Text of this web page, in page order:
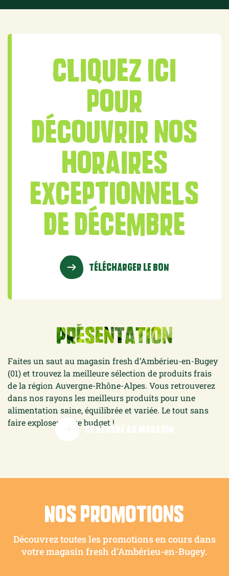
Cliquez ici
pour
découvrir nos
horaires
exceptionnels
de décembre
TÉLÉCHARGER LE BON
Présentation
Faites un saut au magasin fresh d’Ambérieu-en-Bugey
(01) et trouvez la meilleure sélection de produits frais
de la région Auvergne-Rhône-Alpes. Vous retrouverez
dans nos rayons les meilleurs produits pour une
alimentation saine, équilibrée et variée. Le tout sans
faire exploser votre budget !
SE RENDRE AU MAGASIN
Nos promotions
Découvrez toutes les promotions en cours dans
votre magasin fresh d’Ambérieu-en-Bugey.